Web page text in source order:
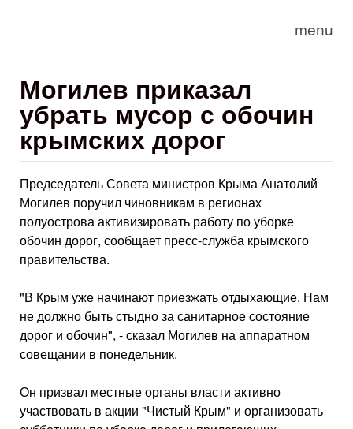
menu
Могилев приказал
убрать мусор с обочин
крымских дорог
Председатель Совета министров Крыма Анатолий
Могилев поручил чиновникам в регионах
полуострова активизировать работу по уборке
обочин дорог, сообщает пресс-служба крымского
правительства.
"В Крым уже начинают приезжать отдыхающие. Нам
не должно быть стыдно за санитарное состояние
дорог и обочин", - сказал Могилев на аппаратном
совещании в понедельник.
Он призвал местные органы власти активно
участвовать в акции "Чистый Крым" и организовать